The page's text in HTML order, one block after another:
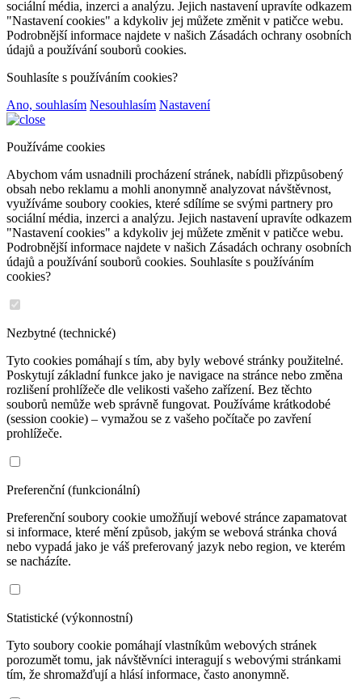
sociální média, inzerci a analýzu. Jejich nastavení upravíte odkazem
"Nastavení cookies" a kdykoliv jej můžete změnit v patičce webu.
Podrobnější informace najdete v našich Zásadách ochrany osobních
údajů a používání souborů cookies.
Souhlasíte s používáním cookies?
Ano, souhlasím Nesouhlasím Nastavení
Používáme cookies
Abychom vám usnadnili procházení stránek, nabídli přizpůsobený
obsah nebo reklamu a mohli anonymně analyzovat návštěvnost,
využíváme soubory cookies, které sdílíme se svými partnery pro
sociální média, inzerci a analýzu. Jejich nastavení upravíte odkazem
"Nastavení cookies" a kdykoliv jej můžete změnit v patičce webu.
Podrobnější informace najdete v našich Zásadách ochrany osobních
údajů a používání souborů cookies. Souhlasíte s používáním
cookies?
Nezbytné (technické)
Tyto cookies pomáhají s tím, aby byly webové stránky použitelné.
Poskytují základní funkce jako je navigace na stránce nebo změna
rozlišení prohlížeče dle velikosti vašeho zařízení. Bez těchto
souborů nemůže web správně fungovat. Používáme krátkodobé
(session cookie) – vymažou se z vašeho počítače po zavření
prohlížeče.
Preferenční (funkcionální)
Preferenční soubory cookie umožňují webové stránce zapamatovat
si informace, které mění způsob, jakým se webová stránka chová
nebo vypadá jako je váš preferovaný jazyk nebo region, ve kterém
se nacházíte.
Statistické (výkonnostní)
Tyto soubory cookie pomáhají vlastníkům webových stránek
porozumět tomu, jak návštěvníci interagují s webovými stránkami
tím, že shromažďují a hlásí informace, často anonymně.